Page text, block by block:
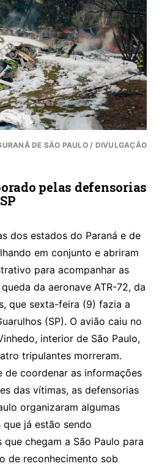
DE SÃO PAULO / DIVULGAÇÃO
pelas defensorias
dos estados do Paraná e de
em conjunto e abriram
para acompanhar as
da aeronave ATR-72, da
que sexta-feira (9) fazia a
(SP). O avião caiu no
interior de São Paulo,
tripulantes morreram.
de coordenar as informações
das vítimas, as defensorias
organizaram algumas
já estão sendo
que chegam a São Paulo para
de reconhecimento sob